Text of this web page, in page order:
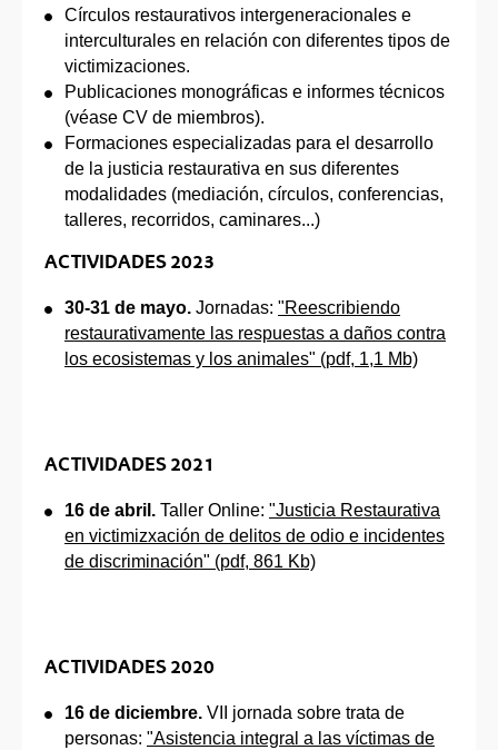
Círculos restaurativos intergeneracionales e
interculturales en relación con diferentes tipos de
victimizaciones.
Publicaciones monográficas e informes técnicos
(véase CV de miembros).
Formaciones especializadas para el desarrollo
de la justicia restaurativa en sus diferentes
modalidades (mediación, círculos, conferencias,
talleres, recorridos, caminares...)
ACTIVIDADES 2023
30-31 de mayo. Jornadas: "Reescribiendo
restaurativamente las respuestas a daños contra
los ecosistemas y los animales" (pdf, 1,1 Mb)
ACTIVIDADES 2021
16 de abril. Taller Online: "Justicia Restaurativa
en victimizxación de delitos de odio e incidentes
de discriminación" (pdf, 861 Kb)
ACTIVIDADES 2020
16 de diciembre. VII jornada sobre trata de
personas: "Asistencia integral a las víctimas de